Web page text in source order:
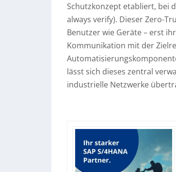
Schutzkonzept etabliert, bei
always verify). Dieser Zero-
Benutzer wie Geräte – erst
Kommunikation mit der
lässt sich dieses zentral
industrielle Netzwerke